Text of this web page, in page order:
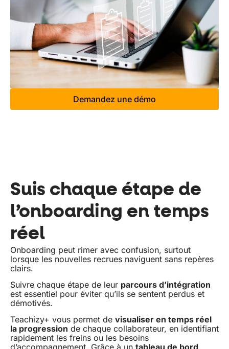
Demandez une démo
Suis chaque étape de
l’onboarding en temps
réel
Onboarding peut rimer avec confusion, surtout
lorsque les nouvelles recrues naviguent sans repères
clairs.
Suivre chaque étape de leur parcours d’intégration
est essentiel pour éviter qu’ils se sentent perdus et
démotivés.
Teachizy+ vous permet de visualiser en temps réel
la progression de chaque collaborateur, en identifiant
rapidement les freins ou les besoins